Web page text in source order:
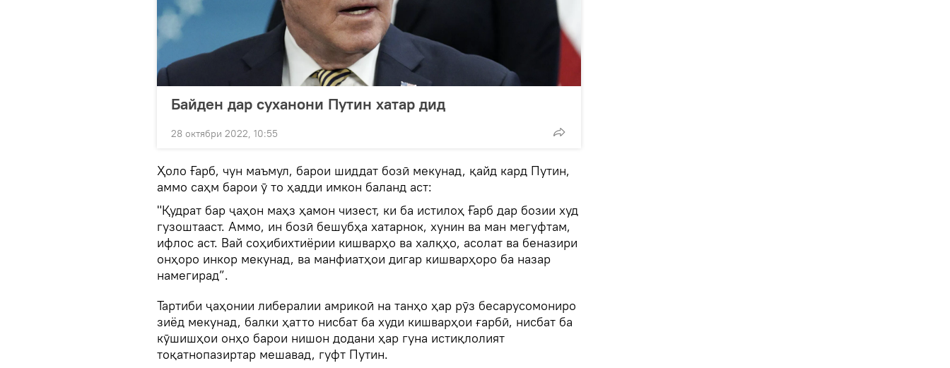
Байден дар суханони Путин хатар дид
28 октябри 2022, 10:55
Ҳоло Ғарб, чун маъмул, барои шиддат бозӣ мекунад, қайд кард Путин,
аммо саҳм барои ӯ то ҳадди имкон баланд аст:
"Қудрат бар ҷаҳон маҳз ҳамон чизест, ки ба истилоҳ Ғарб дар бозии худ
гузоштааст. Аммо, ин бозӣ бешубҳа хатарнок, хунин ва ман мегуфтам,
ифлос аст. Вай соҳибихтиёрии кишварҳо ва халқҳо, асолат ва беназири
онҳоро инкор мекунад, ва манфиатҳои дигар кишварҳоро ба назар
намегирад”.
Тартиби ҷаҳонии либералии амрикоӣ на танҳо ҳар рӯз бесарусомониро
зиёд мекунад, балки ҳатто нисбат ба худи кишварҳои ғарбӣ, нисбат ба
кӯшишҳои онҳо барои нишон додани ҳар гуна истиқлолият
тоқатнопазиртар мешавад, гуфт Путин.